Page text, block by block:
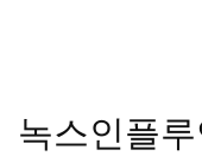
녹스인플